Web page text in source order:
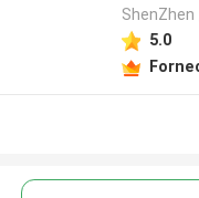
ShenZhen
5.0